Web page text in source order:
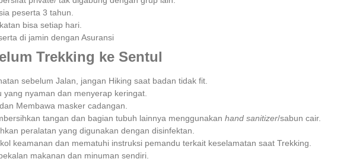
peserta 3 tahun.⁣⁣
bisa setiap hari.⁣⁣
di jamin dengan Asuransi
Trekking ke Sentul
sebelum Jalan, jangan Hiking saat badan tidak fit.
yang nyaman dan menyerap keringat.
Membawa masker cadangan.
tangan dan bagian tubuh lainnya menggunakan hand sanitizer/sabun cair.
peralatan yang digunakan dengan disinfektan.
keamanan dan mematuhi instruksi pemandu terkait keselamatan saat Trekking.
makanan dan minuman sendiri.